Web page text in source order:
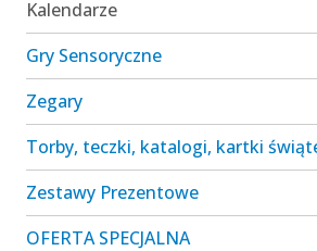
Kalendarze
Gry Sensoryczne
Zegary
Torby, teczki, katalogi, kartki
Zestawy Prezentowe
OFERTA SPECJALNA